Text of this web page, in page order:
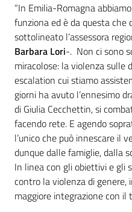
“In Emilia-Romagna
funziona ed è da questa che
sottolineato l’assessora
Barbara Lori-. Non ci sono
miracolose: la violenza sulle
escalation cui stiamo
giorni ha avuto l’ennesimo
di Giulia Cecchettin, si
facendo rete. E agendo
l’unico che può innescare il
dunque dalle famiglie, dalla
In linea con gli obiettivi e gli
contro la violenza di genere,
maggiore integrazione con il